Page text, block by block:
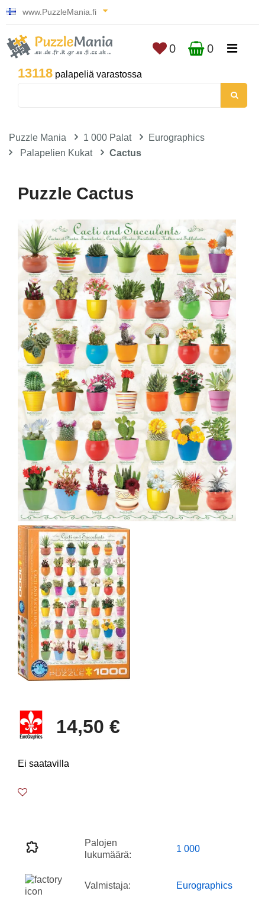
www.PuzzleMania.fi
13118 palapeliä varastossa
0 0
Puzzle Mania 1 000 Palat
Eurographics
Palapelien Kukat
Cactus
Puzzle Cactus
14,50 €
Ei saatavilla
Palojen
lukumäärä:
1 000
Valmistaja: Eurographics